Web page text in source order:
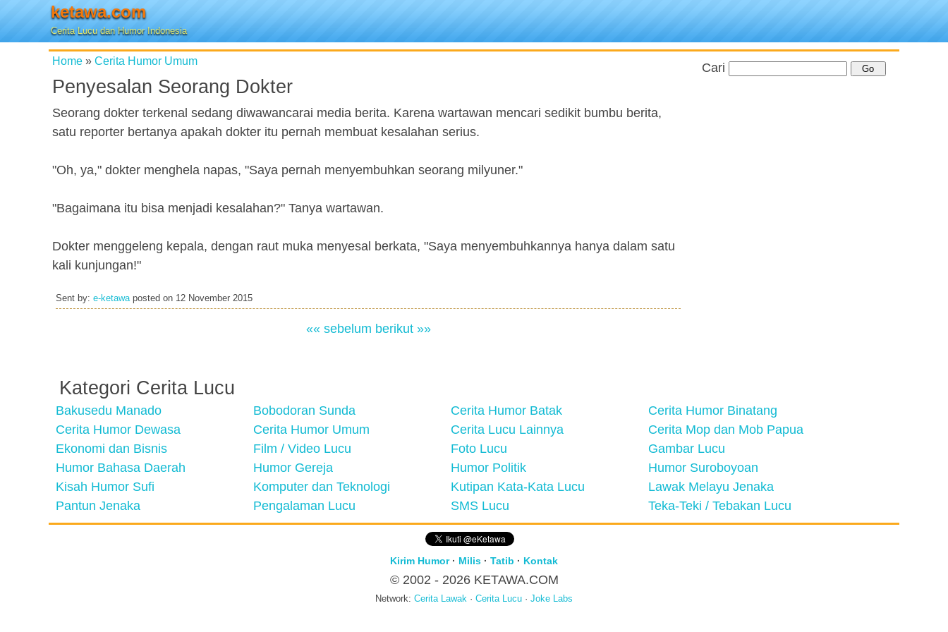
ketawa.com
Cerita Lucu dan Humor Indonesia
Home » Cerita Humor Umum
Penyesalan Seorang Dokter
Seorang dokter terkenal sedang diwawancarai media berita. Karena wartawan mencari sedikit bumbu berita,
satu reporter bertanya apakah dokter itu pernah membuat kesalahan serius.
"Oh, ya," dokter menghela napas, "Saya pernah menyembuhkan seorang milyuner."
"Bagaimana itu bisa menjadi kesalahan?" Tanya wartawan.
Dokter menggeleng kepala, dengan raut muka menyesal berkata, "Saya menyembuhkannya hanya dalam satu
kali kunjungan!"
Sent by: e-ketawaposted on 12 November 2015
«« sebelum berikut »»
Cari
Kategori Cerita Lucu
Bakusedu Manado Bobodoran Sunda Cerita Humor Batak
Cerita Humor Binatang
Cerita Humor Dewasa
Cerita Humor Umum Cerita Lucu Lainnya
Cerita Mop dan Mob Papua
Ekonomi dan Bisnis
Film / Video Lucu Foto Lucu
Gambar Lucu
Humor Bahasa Daerah
Humor Gereja Humor Politik
Humor Suroboyoan
Kisah Humor Sufi
Komputer dan Teknologi Kutipan Kata-Kata Lucu
Lawak Melayu Jenaka
Pantun Jenaka
Pengalaman Lucu SMS Lucu Teka-Teki / Tebakan Lucu
Kirim Humor· Milis · Tatib · Kontak
© 2002 - 2026 KETAWA.COM
Network: Cerita Lawak · Cerita Lucu · Joke Labs